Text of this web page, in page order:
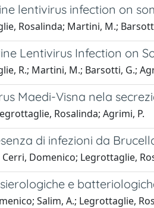
lentivirus infection on
Rosalinda; Martini, M.;
Lentivirus Infection on
R.; Martini, M.; Barsotti, G.;
Maedi-Visna nela
Rosalinda; Agrimi, P.
di infezioni da
Cerri, Domenico; Legrottaglie,
e
Salim, A.; Legrottaglie,